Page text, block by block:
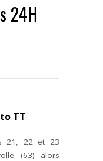
24H
TT
21, 22 et 23
(63) alors